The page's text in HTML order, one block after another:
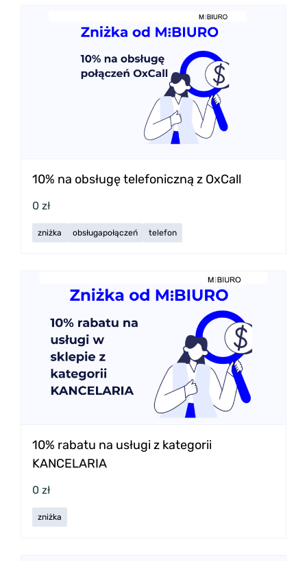
10% na obsługę telefoniczną z OxCall
0 zł
zniżka obsługapołączeń telefon
10% rabatu na usługi z kategorii
KANCELARIA
0 zł
zniżka